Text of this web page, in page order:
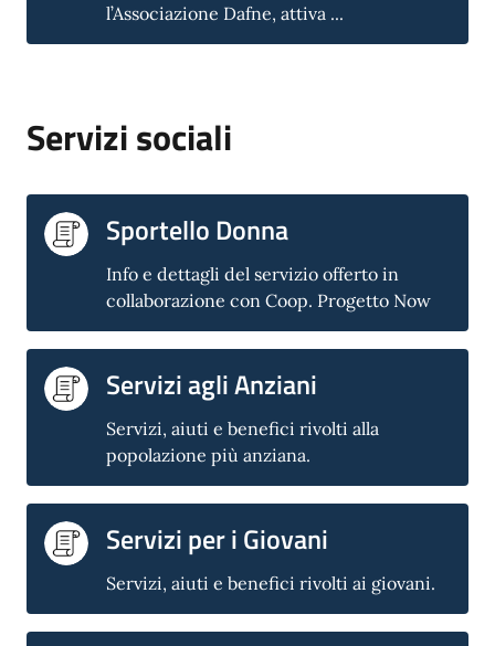
l’Associazione Dafne, attiva ...
Servizi sociali
Sportello Donna
Info e dettagli del servizio offerto in
collaborazione con Coop. Progetto Now
Servizi agli Anziani
Servizi, aiuti e benefici rivolti alla
popolazione più anziana.
Servizi per i Giovani
Servizi, aiuti e benefici rivolti ai giovani.